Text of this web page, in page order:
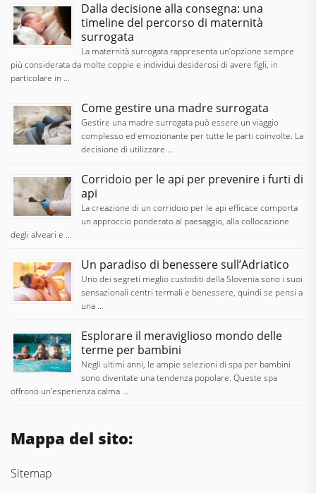
Dalla decisione alla consegna: una
timeline del percorso di maternità
surrogata
La maternità surrogata rappresenta un’opzione sempre
più considerata da molte coppie e individui desiderosi di avere figli, in
particolare in …
Come gestire una madre surrogata
Gestire una madre surrogata può essere un viaggio
complesso ed emozionante per tutte le parti coinvolte. La
decisione di utilizzare …
Corridoio per le api per prevenire i furti di
api
La creazione di un corridoio per le api efficace comporta
un approccio ponderato al paesaggio, alla collocazione
degli alveari e …
Un paradiso di benessere sull’Adriatico
Uno dei segreti meglio custoditi della Slovenia sono i suoi
sensazionali centri termali e benessere, quindi se pensi a
una …
Esplorare il meraviglioso mondo delle
terme per bambini
Negli ultimi anni, le ampie selezioni di spa per bambini
sono diventate una tendenza popolare. Queste spa
offrono un’esperienza calma …
Mappa del sito:
Sitemap